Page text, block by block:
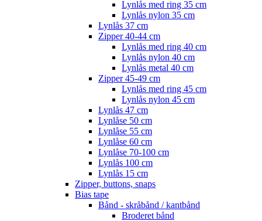
Lynlås med ring 35 cm
Lynlås nylon 35 cm
Lynlås 37 cm
Zipper 40-44 cm
Lynlås med ring 40 cm
Lynlås nylon 40 cm
Lynlås metal 40 cm
Zipper 45-49 cm
Lynlås med ring 45 cm
Lynlås nylon 45 cm
Lynlås 47 cm
Lynlåse 50 cm
Lynlåse 55 cm
Lynlåse 60 cm
Lynlåse 70-100 cm
Lynlås 100 cm
Lynlås 15 cm
Zipper, buttons, snaps
Bias tape
Bånd - skråbånd / kantbånd
Broderet bånd